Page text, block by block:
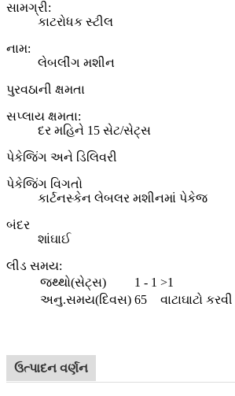
સામગ્રી:
કાટરોધક સ્ટીલ
નામ:
લેબલીંગ મશીન
પુરવઠાની ક્ષમતા
સપ્લાય ક્ષમતા:
દર મહિને 15 સેટ/સેટ્સ
પેકેજિંગ અને ડિલિવરી
પેકેજિંગ વિગતો
કાર્ટનસ્કેન લેબલર મશીનમાં પેકેજ
બંદર
શાંઘાઈ
લીડ સમય:
જથ્થો(સેટ્સ)
1 - 1 >1
અનુ.સમય(દિવસ) 65 વાટાઘાટો કરવી
ઉત્પાદન વર્ણન